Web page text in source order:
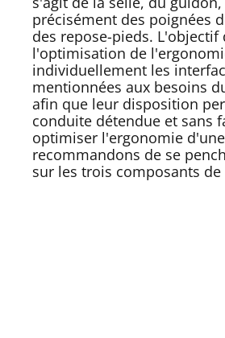
précisément des poignées
des repose-pieds. L'objectif
l'optimisation de
individuellement les
mentionnées aux besoins
afin que leur disposition
conduite détendue et sans
optimiser l'ergonomie
recommandons de se
sur les trois composants de